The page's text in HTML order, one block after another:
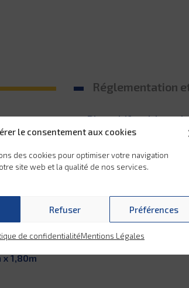
le consentement aux cookies
des cookies pour optimiser votre navigation
site web et la qualité de nos services.
Refuser Préférences
de confidentialitéMentions Légales
et
x 1,80m
Réglementation
Dispositif antichute
Coupe circuit et
Équipement conforme
Garantie 2 ans selon